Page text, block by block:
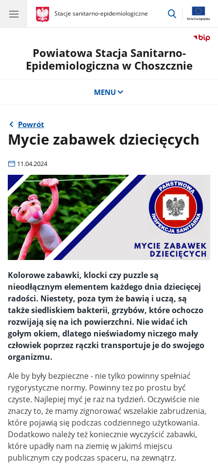
gov.pl
Stacje sanitarno-epidemiologiczne
gov.pl
Stacje
przejdź
Powiatowa Stacja Sanitarno-
Epidemiologiczna w Choszcznie
MENU
Powrót
Mycie zabawek dziecięcych
11.04.2024
Kolorowe zabawki, klocki czy puzzle są
nieodłącznym elementem każdego dnia dziecięcej
radości. Niestety, poza tym że bawią i uczą, są
także siedliskiem bakterii, grzybów, które ochoczo
rozwijają się na ich powierzchni. Nie widać ich
gołym okiem, dlatego nieświadomy niczego mały
człowiek poprzez rączki transportuje je do swojego
organizmu.
Ale by były bezpieczne - nie tylko powinny spełniać
rygorystyczne normy. Powinny tez po prostu być
czyste. Najlepiej myć je raz na tydzień. Oczywiście nie
znaczy to, że mamy zignorować wszelakie zabrudzenia,
które pojawią się podczas codziennego użytkowania.
Dodatkowo należy też koniecznie wyczyścić zabawki,
które upadły nam na ziemię w jakimś miejscu
publicznym czy podczas spaceru, na zewnątrz.